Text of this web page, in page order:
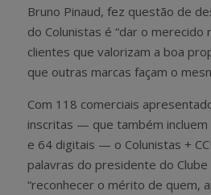
Bruno Pinaud, fez questão de
do Colunistas é “dar o merecido
clientes que valorizam a boa
que outras marcas façam o
Com 118 comerciais
inscritas — que também
e 64 digitais — o Colunistas +
palavras do presidente do Clube
“reconhecer o mérito de quem,